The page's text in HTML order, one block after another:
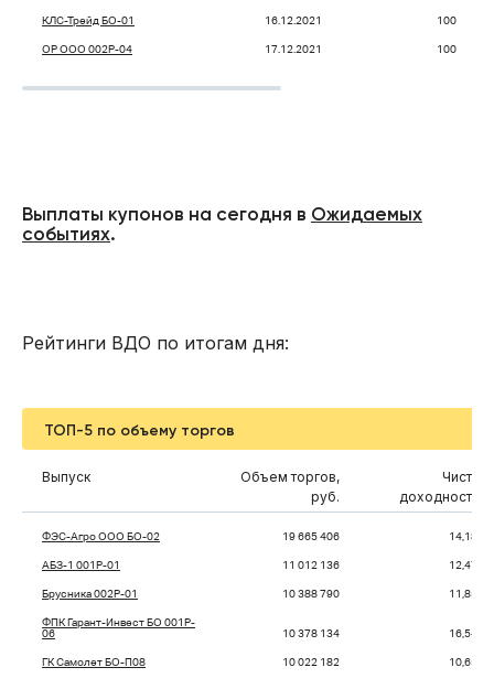
КЛС-Трейд БО-01 16.12.2021 100
ОР ООО 002P-04 17.12.2021 100
Выплаты купонов на сегодня в Ожидаемых
событиях.
Рейтинги ВДО по итогам дня:
ТОП-5 по объему торгов
Выпуск
Объем торгов,
руб.
Чистая
доходность*
ФЭС-Агро ООО БО-02 19 665 406 14,18%
АБЗ-1 001Р-01 11 012 136 12,47%
Брусника 002Р-01 10 388 790 11,85%
ФПК Гарант-Инвест БО 001P-
06
10 378 134 16,54%
ГК Самолет БО-П08 10 022 182 10,65%